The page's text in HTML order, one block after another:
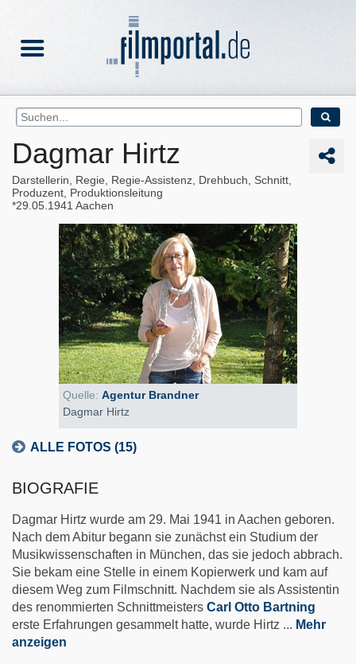
Dagmar Hirtz
Darstellerin, Regie, Regie-Assistenz, Drehbuch, Schnitt,
Produzent, Produktionsleitung
29.05.1941 Aachen
Quelle: Agentur Brandner
Dagmar Hirtz
ALLE FOTOS (15)
BIOGRAFIE
Dagmar Hirtz wurde am 29. Mai 1941 in Aachen geboren.
Nach dem Abitur begann sie zunächst ein Studium der
Musikwissenschaften in München, das sie jedoch abbrach.
Sie bekam eine Stelle in einem Kopierwerk und kam auf
diesem Weg zum Filmschnitt. Nachdem sie als Assistentin
des renommierten Schnittmeisters Carl Otto Bartning
erste Erfahrungen gesammelt hatte, wurde Hirtz ... Mehr
anzeigen